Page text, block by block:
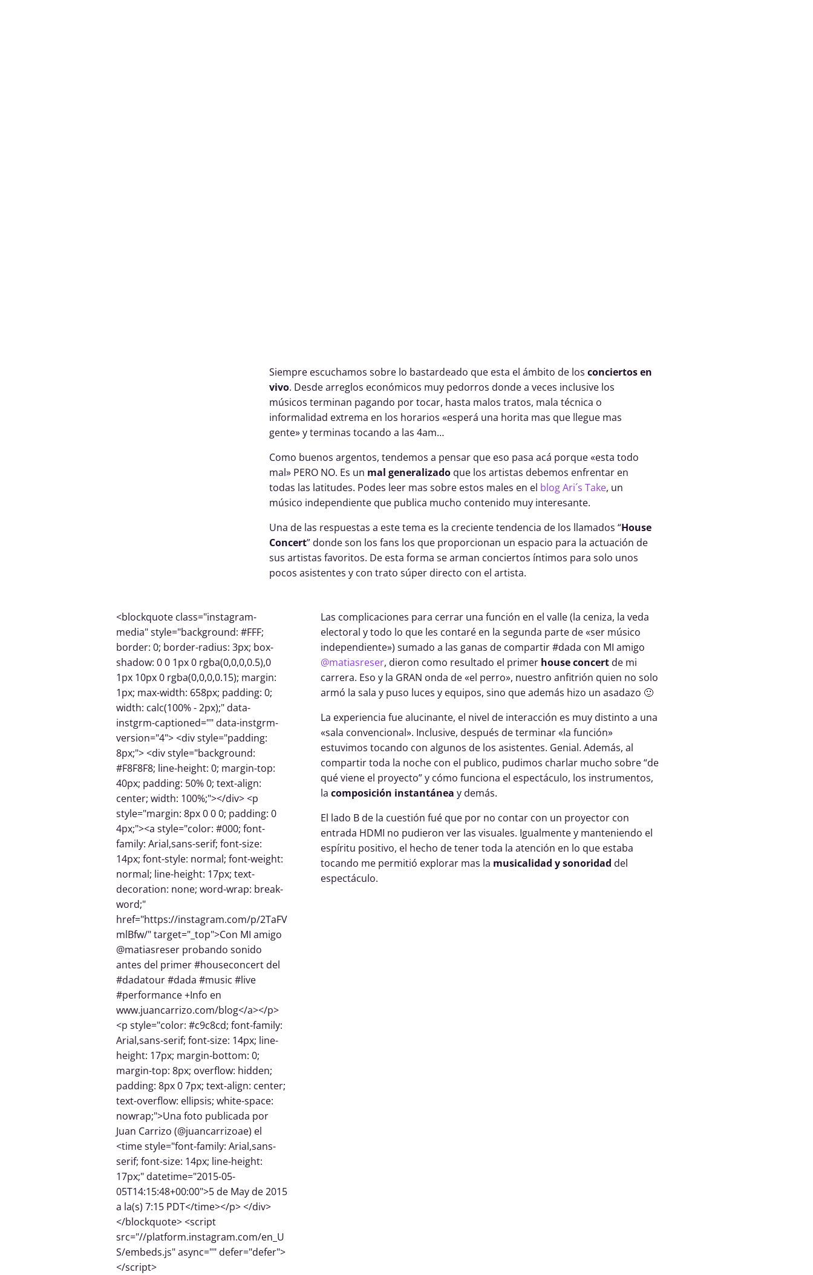
Siempre escuchamos sobre lo bastardeado que esta el ámbito de losconciertos en
vivo. Desde arreglos económicos muy pedorros donde a veces inclusive los
músicos terminan pagando por tocar, hasta malos tratos, mala técnica o
informalidad extrema en los horarios «esperá una horita mas que llegue mas
gente» y terminas tocando a las 4am…
Como buenos argentos, tendemos a pensar que eso pasa acá porque «esta todo
mal» PERO NO. Es un mal generalizado que los artistas debemos enfrentar en
todas las latitudes. Podes leer mas sobre estos males en el blog Ari´s Take, un
músico independiente que publica mucho contenido muy interesante.
Una de las respuestas a este tema es la creciente tendencia de los llamados “House
Concert” donde son los fans los que proporcionan un espacio para la actuación de
sus artistas favoritos. De esta forma se arman conciertos íntimos para solo unos
pocos asistentes y con trato súper directo con el artista.
<blockquote class="instagram-
media" style="background: #FFF;
border: 0; border-radius: 3px; box-
shadow: 0 0 1px 0 rgba(0,0,0,0.5),0
1px 10px 0 rgba(0,0,0,0.15); margin:
1px; max-width: 658px; padding: 0;
width: calc(100% - 2px);" data-
instgrm-captioned="" data-instgrm-
version="4"> <div style="padding:
8px;"> <div style="background:
#F8F8F8; line-height: 0; margin-top:
40px; padding: 50% 0; text-align:
center; width: 100%;"></div> <p
style="margin: 8px 0 0 0; padding: 0
4px;"><a style="color: #000; font-
family: Arial,sans-serif; font-size:
14px; font-style: normal; font-weight:
normal; line-height: 17px; text-
decoration: none; word-wrap: break-
word;"
href="https://instagram.com/p/2TaFV
mlBfw/" target="_top">Con MI amigo
@matiasreser probando sonido
antes del primer #houseconcert del
#dadatour #dada #music #live
#performance +Info en
www.juancarrizo.com/blog</a></p>
<p style="color: #c9c8cd; font-family:
Arial,sans-serif; font-size: 14px; line-
height: 17px; margin-bottom: 0;
margin-top: 8px; overflow: hidden;
padding: 8px 0 7px; text-align: center;
text-overflow: ellipsis; white-space:
nowrap;">Una foto publicada por
Juan Carrizo (@juancarrizoae) el
<time style="font-family: Arial,sans-
serif; font-size: 14px; line-height:
17px;" datetime="2015-05-
05T14:15:48+00:00">5 de May de 2015
a la(s) 7:15 PDT</time></p> </div>
</blockquote> <script
src="//platform.instagram.com/en_U
S/embeds.js" async="" defer="defer">
</script>
Las complicaciones para cerrar una función en el valle (la ceniza, la veda
electoral y todo lo que les contaré en la segunda parte de «ser músico
independiente») sumado a las ganas de compartir #dada con MI amigo
@matiasreser, dieron como resultado el primer house concertde mi
carrera. Eso y la GRAN onda de «el perro», nuestro anfitrión quien no solo
armó la sala y puso luces y equipos, sino que además hizo un asadazo 🙂
La experiencia fue alucinante, el nivel de interacción es muy distinto a una
«sala convencional». Inclusive, después de terminar «la función»
estuvimos tocando con algunos de los asistentes. Genial. Además, al
compartir toda la noche con el publico, pudimos charlar mucho sobre “de
qué viene el proyecto” y cómo funciona el espectáculo, los instrumentos,
la composición instantánea y demás.
El lado B de la cuestión fué que por no contar con un proyector con
entrada HDMI no pudieron ver las visuales. Igualmente y manteniendo el
espíritu positivo, el hecho de tener toda la atención en lo que estaba
tocando me permitió explorar mas la musicalidad y sonoridad del
espectáculo.